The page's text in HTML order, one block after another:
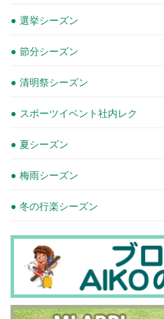
選挙シーズン
節分シーズン
清明祭シーズン
スポーツイベント社内レク
夏シーズン
梅雨シーズン
冬の行楽シーズン